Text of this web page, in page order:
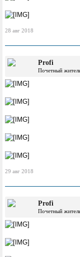
28 авг 2018
Profi
Почетный
29 авг 2018
Profi
Почетный